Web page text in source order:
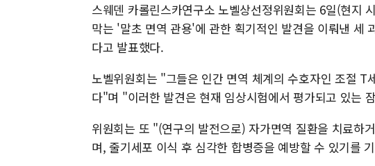
스웨덴 카롤린스카연구소 노벨상선정위원회는 6일(현지
막는 '말초 면역 관용'에 관한 획기적인 발견을 이뤄낸 세
다고 발표했다.
노벨위원회는 "그들은 인간 면역 체계의 수호자인 조절 T
다"며 "이러한 발견은 현재 임상시험에서 평가되고 있는
위원회는 또 "(연구의 발전으로) 자가면역 질환을 치료하
며, 줄기세포 이식 후 심각한 합병증을 예방할 수 있기를